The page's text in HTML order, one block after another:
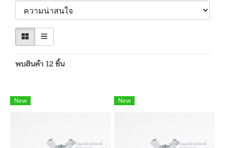
พบสินค้า 12 ชิ้น
New New